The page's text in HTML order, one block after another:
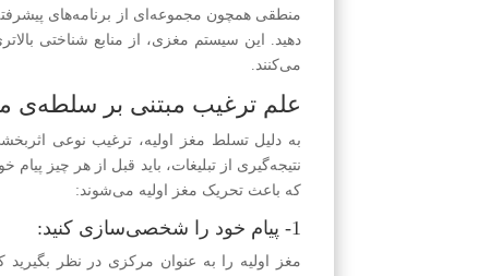
منطقی همچون مجموعه‌ای از برنامه‌های
دهید. این سیستم مغزی، از منابع شناختی
می‌کنند.
علم ترغیب مبتنی بر سلطه‌ی
به دلیل تسلط مغز اولیه، ترغیب نوعی
که باعث تحریک مغز اولیه می‌شوند:
1- پیام خود را شخصی‌سازی کنید:
مغز اولیه را به عنوان مرکزی در نظر